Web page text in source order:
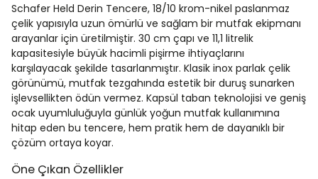
Schafer Held Derin Tencere, 18/10 krom-nikel paslanmaz
çelik yapısıyla uzun ömürlü ve sağlam bir mutfak ekipmanı
arayanlar için üretilmiştir. 30 cm çapı ve 11,1 litrelik
kapasitesiyle büyük hacimli pişirme ihtiyaçlarını
karşılayacak şekilde tasarlanmıştır. Klasik inox parlak çelik
görünümü, mutfak tezgahında estetik bir duruş sunarken
işlevsellikten ödün vermez. Kapsül taban teknolojisi ve geniş
ocak uyumluluğuyla günlük yoğun mutfak kullanımına
hitap eden bu tencere, hem pratik hem de dayanıklı bir
çözüm ortaya koyar.
Öne Çıkan Özellikler